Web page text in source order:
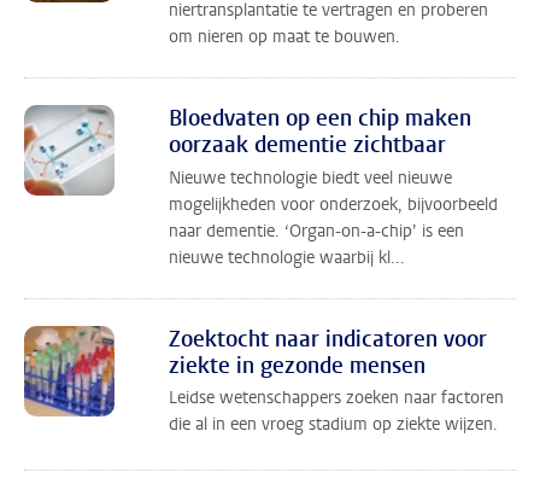
niertransplantatie te vertragen en proberen
om nieren op maat te bouwen.
Bloedvaten op een chip maken
oorzaak dementie zichtbaar
Nieuwe technologie biedt veel nieuwe
mogelijkheden voor onderzoek, bijvoorbeeld
naar dementie. ‘Organ-on-a-chip’ is een
nieuwe technologie waarbij kl...
Zoektocht naar indicatoren voor
ziekte in gezonde mensen
Leidse wetenschappers zoeken naar factoren
die al in een vroeg stadium op ziekte wijzen.